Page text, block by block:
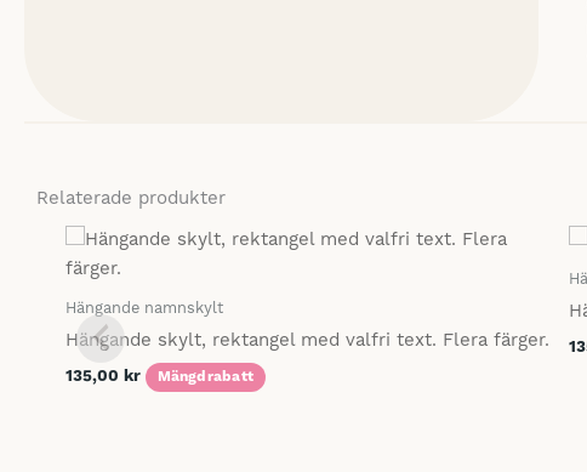
Relaterade produkter
Hängande namnskylt
Hängande skylt, rektangel med valfri text. Flera färger.
135,00 kr Mängdrabatt